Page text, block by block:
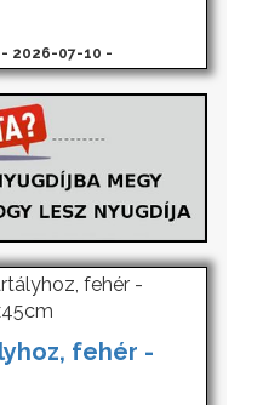
2026-07-10 -
fehér -